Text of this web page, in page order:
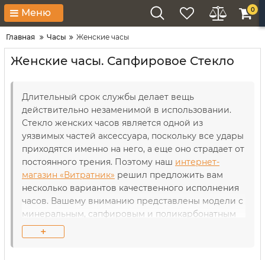
Меню 0
Главная Часы Женские часы
Женские часы. Сапфировое Стекло
Длительный срок службы делает вещь
действительно незаменимой в использовании.
Стекло женских часов является одной из
уязвимых частей аксессуара, поскольку все удары
приходятся именно на него, а еще оно страдает от
постоянного трения. Поэтому наш интернет-
магазин «Витратник» решил предложить вам
несколько вариантов качественного исполнения
часов. Вашему вниманию представлены модели с
минеральным, сапфировым и поликарбонатным
стеклом. От состава и толщины каждого из них
зависит работоспособность часового механизма,
+